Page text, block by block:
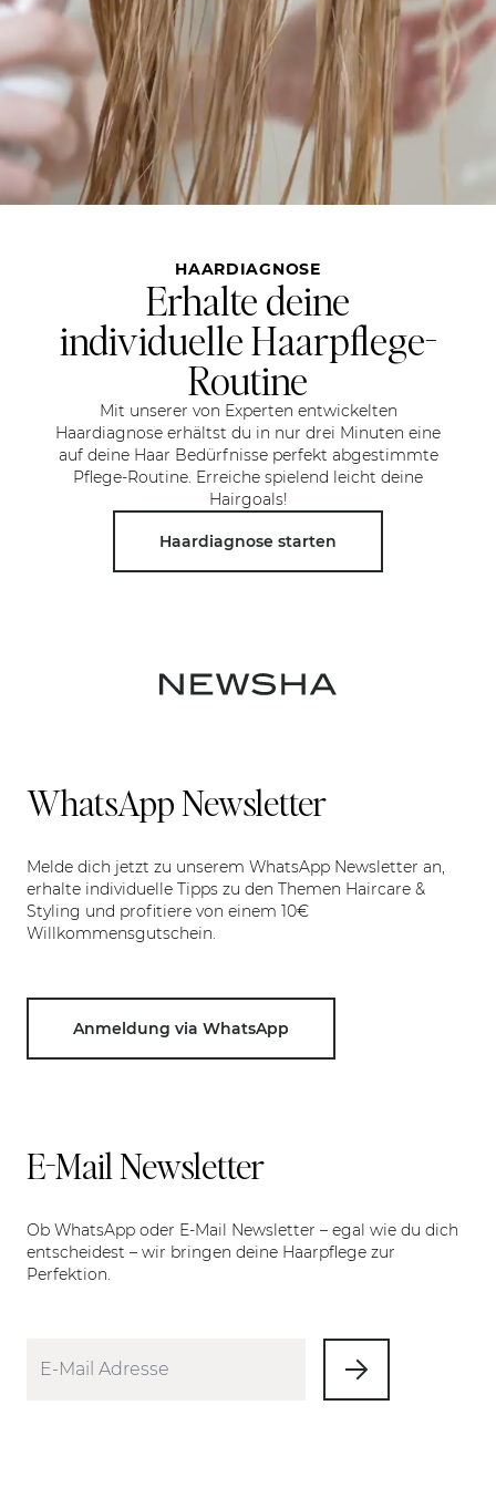
HAARDIAGNOSE
Erhalte deine
individuelle Haarpflege-
Routine
Mit unserer von Experten entwickelten
Haardiagnose erhältst du in nur drei Minuten eine
auf deine Haar Bedürfnisse perfekt abgestimmte
Pflege-Routine. Erreiche spielend leicht deine
Hairgoals!
Haardiagnose starten
WhatsApp Newsletter
Melde dich jetzt zu unserem WhatsApp Newsletter an,
erhalte individuelle Tipps zu den Themen Haircare &
Styling und profitiere von einem 10€
Willkommensgutschein.
Anmeldung via WhatsApp
E-Mail Newsletter
Ob WhatsApp oder E-Mail Newsletter – egal wie du dich
entscheidest – wir bringen deine Haarpflege zur
Perfektion.